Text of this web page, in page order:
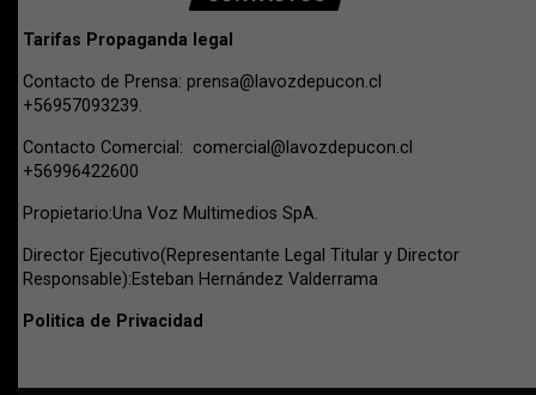
Tarifas Propaganda legal
Contacto de Prensa: prensa@lavozdepucon.cl
+56957093239.
Contacto Comercial: comercial@lavozdepucon.cl
+56996422600
Propietario:Una Voz Multimedios SpA.
Director Ejecutivo(Representante Legal Titular y Director
Responsable):Esteban Hernández Valderrama
Politica de Privacidad